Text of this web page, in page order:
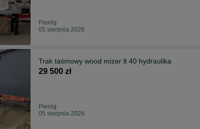
Pieróg
05 sierpnia 2026
Trak taśmowy wood mizer lt 40 hydraulika
29 500 zł
Pieróg
05 sierpnia 2026